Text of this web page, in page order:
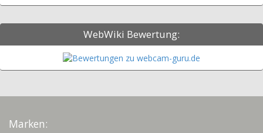
WebWiki Bewertung:
Marken: